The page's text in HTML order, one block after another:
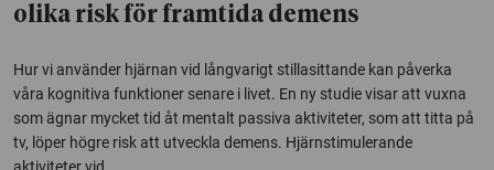
olika risk för framtida demens
Hur vi använder hjärnan vid långvarigt stillasittande kan påverka
våra kognitiva funktioner senare i livet. En ny studie visar att vuxna
som ägnar mycket tid åt mentalt passiva aktiviteter, som att titta på
tv, löper högre risk att utveckla demens. Hjärnstimulerande